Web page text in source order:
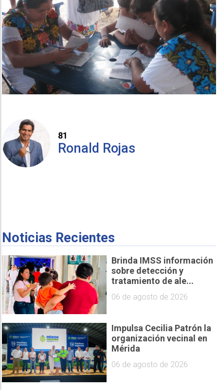
81
Ronald Rojas
Noticias Recientes
Brinda IMSS información
sobre detección y
tratamiento de ale...
06 de agosto de 2026
Impulsa Cecilia Patrón la
organización vecinal en
Mérida
06 de agosto de 2026